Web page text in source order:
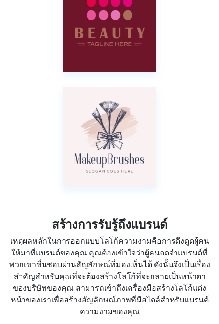
สร้างการรับรู้ถึงแบรนด์
เหตุผลหลักในการออกแบบโลโก้ความงามคือการดึงดูดผู้คน
ให้มาที่แบรนด์ของคุณ คุณต้องเข้าใจว่าผู้คนจดจำแบรนด์ที่
พวกเขาชื่นชอบผ่านสัญลักษณ์ที่มองเห็นได้ ดังนั้นจึงเป็นเรื่อง
สำคัญสำหรับคุณที่จะต้องสร้างโลโก้ที่จะกลายเป็นหน้าตา
ของบริษัทของคุณ สามารถเข้าถึงเครื่องมือสร้างโลโก้แต่ง
หน้าของเราเพื่อสร้างสัญลักษณ์ภาพที่มีสไตล์สำหรับแบรนด์
ความงามของคุณ